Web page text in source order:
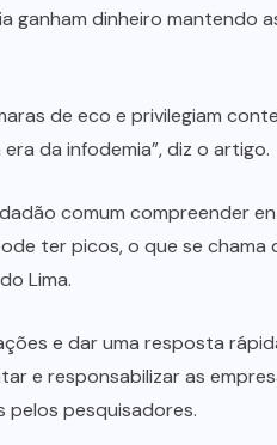
ganham dinheiro mantendo
de eco e privilegiam
da infodemia”, diz o artigo.
comum compreender
ter picos, o que se chama
Lima.
e dar uma resposta
e responsabilizar as
pelos pesquisadores.